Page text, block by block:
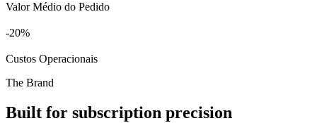
Valor Médio do Pedido
%
Custos Operacionais
The Brand
Built for subscription precision